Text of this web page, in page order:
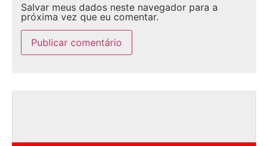
Salvar meus dados neste navegador para a
próxima vez que eu comentar.